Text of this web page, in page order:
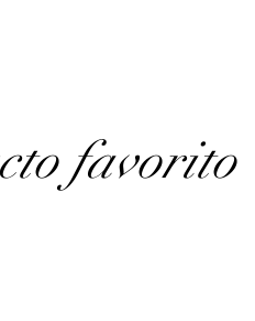
favorito